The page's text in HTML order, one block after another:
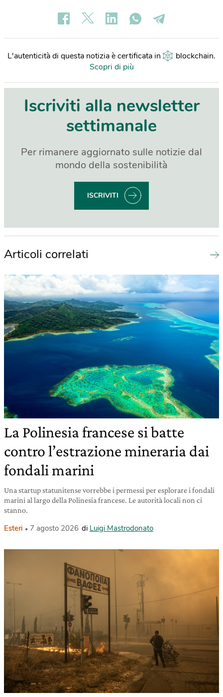
L'autenticità di questa notizia è certificata in blockchain.
Scopri di più
Iscriviti alla newsletter
settimanale
Per rimanere aggiornato sulle notizie dal
mondo della sostenibilità
ISCRIVITI
Articoli correlati
La Polinesia francese si batte
contro l’estrazione mineraria dai
fondali marini
Una startup statunitense vorrebbe i permessi per esplorare i fondali
marini al largo della Polinesia francese. Le autorità locali non ci
stanno.
Esteri 7 agosto 2026 di Luigi Mastrodonato